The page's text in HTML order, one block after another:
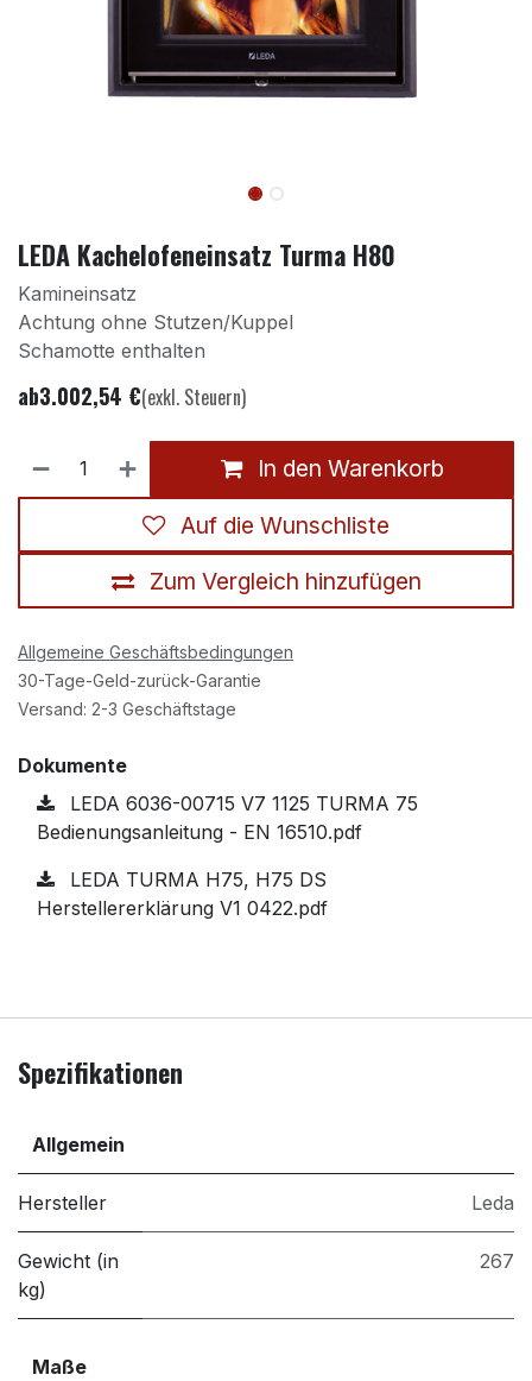
LEDA Kachelofeneinsatz Turma H80
Kamineinsatz
Achtung ohne Stutzen/Kuppel
Schamotte enthalten
ab3.002,54 €(exkl. Steuern)
In den Warenkorb
Zum Vergleich hinzufügen
Auf die Wunschliste
Allgemeine Geschäftsbedingungen
30-Tage-Geld-zurück-Garantie
Versand: 2-3 Geschäftstage
Dokumente
LEDA 6036-00715 V7 1125 TURMA 75
Bedienungsanleitung - EN 16510.pdf
LEDA TURMA H75, H75 DS
Herstellererklärung V1 0422.pdf
Spezifikationen
Allgemein
Hersteller Leda
Gewicht (in
kg)
267
Maße